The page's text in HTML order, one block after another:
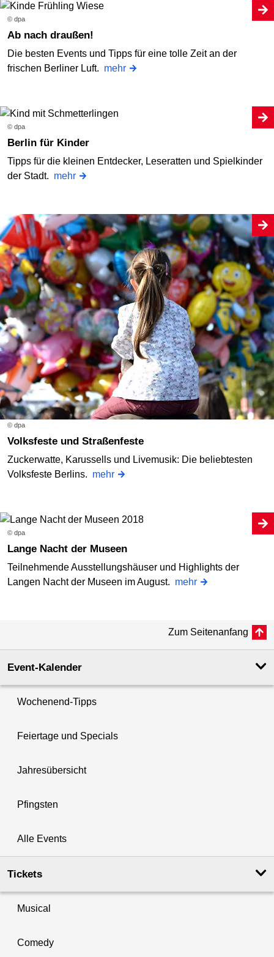
© dpa
Ab nach draußen!
Die besten Events und Tipps für eine tolle Zeit an der
frischen Berliner Luft. mehr
© dpa
Berlin für Kinder
Tipps für die kleinen Entdecker, Leseratten und Spielkinder
der Stadt. mehr
© dpa
Volksfeste und Straßenfeste
Zuckerwatte, Karussells und Livemusik: Die beliebtesten
Volksfeste Berlins. mehr
© dpa
Lange Nacht der Museen
Teilnehmende Ausstellungshäuser und Highlights der
Langen Nacht der Museen im August. mehr
Zum Seitenanfang
Event-Kalender
Wochenend-Tipps
Feiertage und Specials
Jahresübersicht
Pfingsten
Alle Events
Tickets
Musical
Comedy